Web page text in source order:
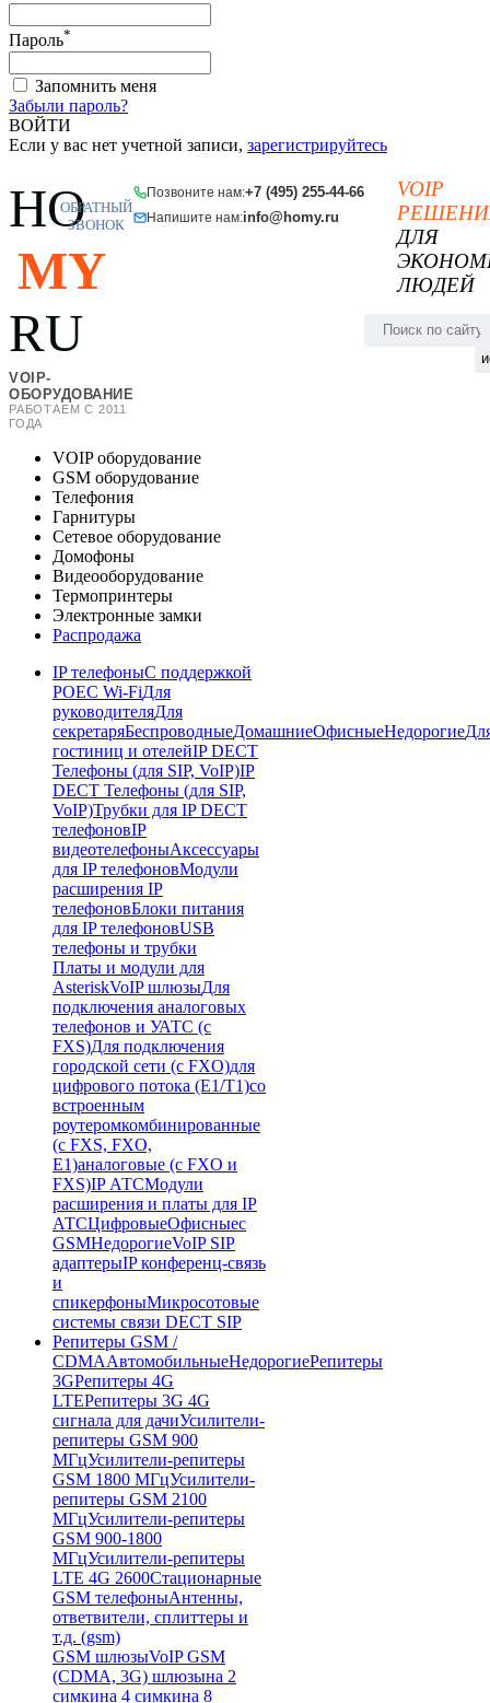
Пароль*
Запомнить меня
Забыли пароль?
ВОЙТИ
Если у вас нет учетной записи, зарегистрируйтесь
HO
MY
RU
VOIP-
ОБОРУДОВАНИЕ
РАБОТАЕМ С 2011
ГОДА
Позвоните нам:+7 (495) 255-44-66
Напишите нам:info@homy.ru
ОБРАТНЫЙ
ЗВОНОК
VOIP
ДЛЯ
ЛЮДЕЙ
VOIP оборудование
GSM оборудование
Телефония
Гарнитуры
Сетевое оборудование
Домофоны
Видеооборудование
Термопринтеры
Электронные замки
Распродажа
IP телефоныС поддержкой
POEC Wi-FiДля
руководителяДля
секретаряБеспроводныеДомашниеОфисныеНедорогие
гостиниц и отелейIP DECT
Телефоны (для SIP, VoIP)IP
DECT Телефоны (для SIP,
VoIP)Трубки для IP DECT
телефоновIP
видеотелефоныАксессуары
для IP телефоновМодули
расширения IP
телефоновБлоки питания
для IP телефоновUSB
телефоны и трубки
Платы и модули для
AsteriskVoIP шлюзыДля
подключения аналоговых
телефонов и УАТС (с
FXS)Для подключения
городской сети (с FXO)для
цифрового потока (E1/T1)со
встроенным
роутеромкомбинированные
(c FXS, FXO,
E1)аналоговые (с FXO и
FXS)IP АТСМодули
расширения и платы для IP
АТСЦифровыеОфисныес
GSMНедорогиеVoIP SIP
адаптерыIP конференц-связь
и
спикерфоныМикросотовые
системы связи DECT SIP
Репитеры GSM /
CDMAАвтомобильныеНедорогиеРепитеры
3GРепитеры 4G
LTEРепитеры 3G 4G
сигнала для дачиУсилители-
репитеры GSM 900
МГцУсилители-репитеры
GSM 1800 МГцУсилители-
репитеры GSM 2100
МГцУсилители-репитеры
GSM 900-1800
МГцУсилители-репитеры
LTE 4G 2600Стационарные
GSM телефоныАнтенны,
ответвители, сплиттеры и
т.д. (gsm)
GSM шлюзыVoIP GSM
(CDMA, 3G) шлюзына 2
симкина 4 симкина 8